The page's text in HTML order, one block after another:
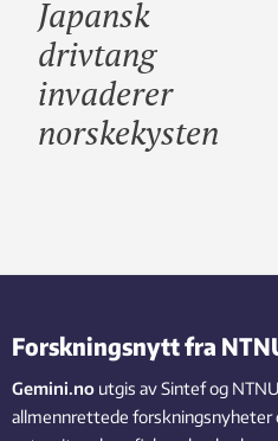
Japansk
drivtang
invaderer
norskekysten
Forskningsnytt fra
Gemini.no utgis av Sintef og
allmennrettede forskningsnyheter